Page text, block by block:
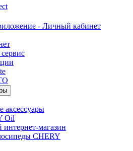
- Личный кабинет
аксессуары
Oil
магазин
CHERY